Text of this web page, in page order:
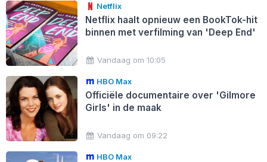
Netflix
Netflix haalt opnieuw een BookTok-hit
binnen met verfilming van 'Deep End'
Vandaag om 10:05
HBO Max
Officiële documentaire over 'Gilmore
Girls' in de maak
Vandaag om 09:22
HBO Max